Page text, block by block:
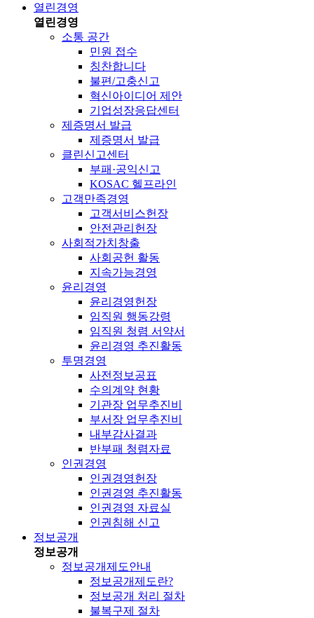
열린경영
열린경영
소통 공간
민원 접수
칭찬합니다
불편/고충신고
혁신아이디어 제안
기업성장응답센터
제증명서 발급
제증명서 발급
클린신고센터
부패·공익신고
KOSAC 헬프라인
고객만족경영
고객서비스헌장
안전관리헌장
사회적가치창출
사회공헌 활동
지속가능경영
윤리경영
윤리경영헌장
임직원 행동강령
임직원 청렴 서약서
윤리경영 추진활동
투명경영
사전정보공표
수의계약 현황
기관장 업무추진비
부서장 업무추진비
내부감사결과
반부패 청렴자료
인권경영
인권경영헌장
인권경영 추진활동
인권경영 자료실
인권침해 신고
정보공개
정보공개
정보공개제도안내
정보공개제도란?
정보공개 처리 절차
불복구제 절차